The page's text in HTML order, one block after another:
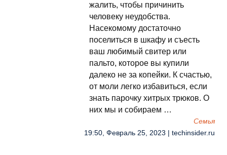
жалить, чтобы причинить
человеку неудобства.
Насекомому достаточно
поселиться в шкафу и съесть
ваш любимый свитер или
пальто, которое вы купили
далеко не за копейки. К счастью,
от моли легко избавиться, если
знать парочку хитрых трюков. О
них мы и собираем …
Семья
19:50, Февраль 25, 2023 | techinsider.ru